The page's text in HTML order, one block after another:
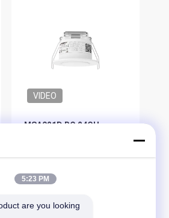
VIDEO
MSA021D RC 24GHz
Najlepsza Cena
5:23 PM
are you looking